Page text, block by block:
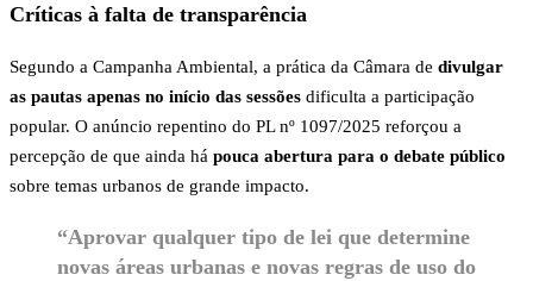
Críticas à falta de transparência
Segundo a Campanha Ambiental, a prática da Câmara de divulgar
as pautas apenas no início das sessões dificulta a participação
popular. O anúncio repentino do PL nº 1097/2025 reforçou a
percepção de que ainda há pouca abertura para o debate público
sobre temas urbanos de grande impacto.
“Aprovar qualquer tipo de lei que determine
novas áreas urbanas e novas regras de uso do